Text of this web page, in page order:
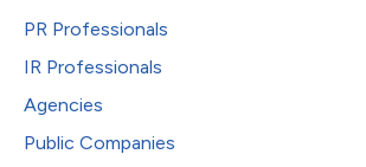
PR Professionals
IR Professionals
Agencies
Public Companies